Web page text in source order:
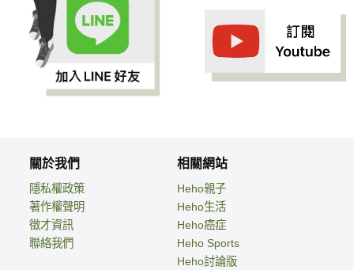
關於我們
隱私權政策
著作權聲明
徵才資訊
聯絡我們
相關網站
Heho親子
Heho生活
Heho癌症
Heho Sports
Heho討論版